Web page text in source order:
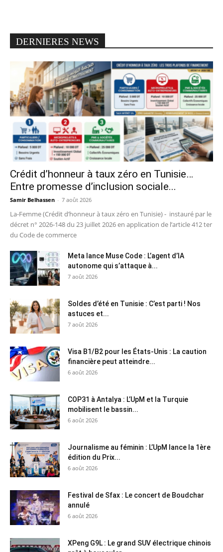
DERNIERES NEWS
Crédit d’honneur à taux zéro en Tunisie…
Entre promesse d’inclusion sociale...
Samir Belhassen - 7 août 2026
La-Femme (Crédit d’honneur à taux zéro en Tunisie) - instauré par le
décret n° 2026-148 du 23 juillet 2026 en application de l’article 412 ter
du Code de commerce
Meta lance Muse Code : L’agent d’IA
autonome qui s’attaque à...
7 août 2026
Soldes d’été en Tunisie : C’est parti ! Nos
astuces et...
7 août 2026
Visa B1/B2 pour les États-Unis : La caution
financière peut atteindre...
6 août 2026
COP31 à Antalya : L’UpM et la Turquie
mobilisent le bassin...
6 août 2026
Journalisme au féminin : L’UpM lance la 1ère
édition du Prix...
6 août 2026
Festival de Sfax : Le concert de Boudchar
annulé
6 août 2026
XPeng G9L : Le grand SUV électrique chinois